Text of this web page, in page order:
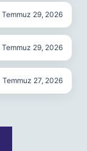
Temmuz 29, 2026
Temmuz 29, 2026
Temmuz 27, 2026